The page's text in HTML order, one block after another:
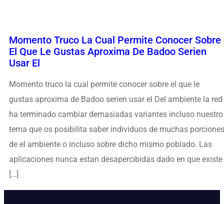
Momento Truco La Cual Permite Conocer Sobre
El Que Le Gustas Aproxima De Badoo Serien
Usar El
Momento truco la cual permite conocer sobre el que le
gustas aproxima de Badoo serien usar el Del ambiente la red
ha terminado cambiar demasiadas variantes incluso nuestro
tema que os posibilita saber individuos de muchas porciones
de el ambiente o incluso sobre dicho mismo poblado. Las
aplicaciones nunca estan desapercibidas dado en que existe
[…]